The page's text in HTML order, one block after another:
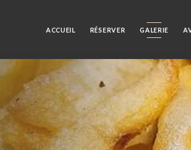
ACCUEIL RÉSERVER GALERIE